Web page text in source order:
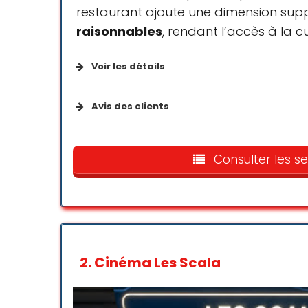
restaurant ajoute une dimension
raisonnables, rendant l’accès à la
Voir les détails
Cartes de crédit
Cartes de débit
Avis des clients
Les tarifs sont tout à fait
Consulter les
2.Cinéma Les Scala